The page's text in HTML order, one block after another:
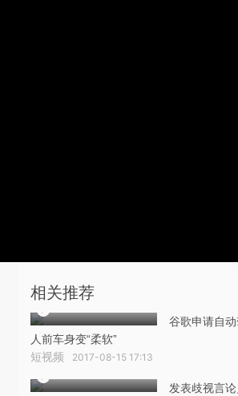
相关推荐
谷歌申请自
人前车身变“柔软”
短视频 2017-08-15 17:13
发表歧视言